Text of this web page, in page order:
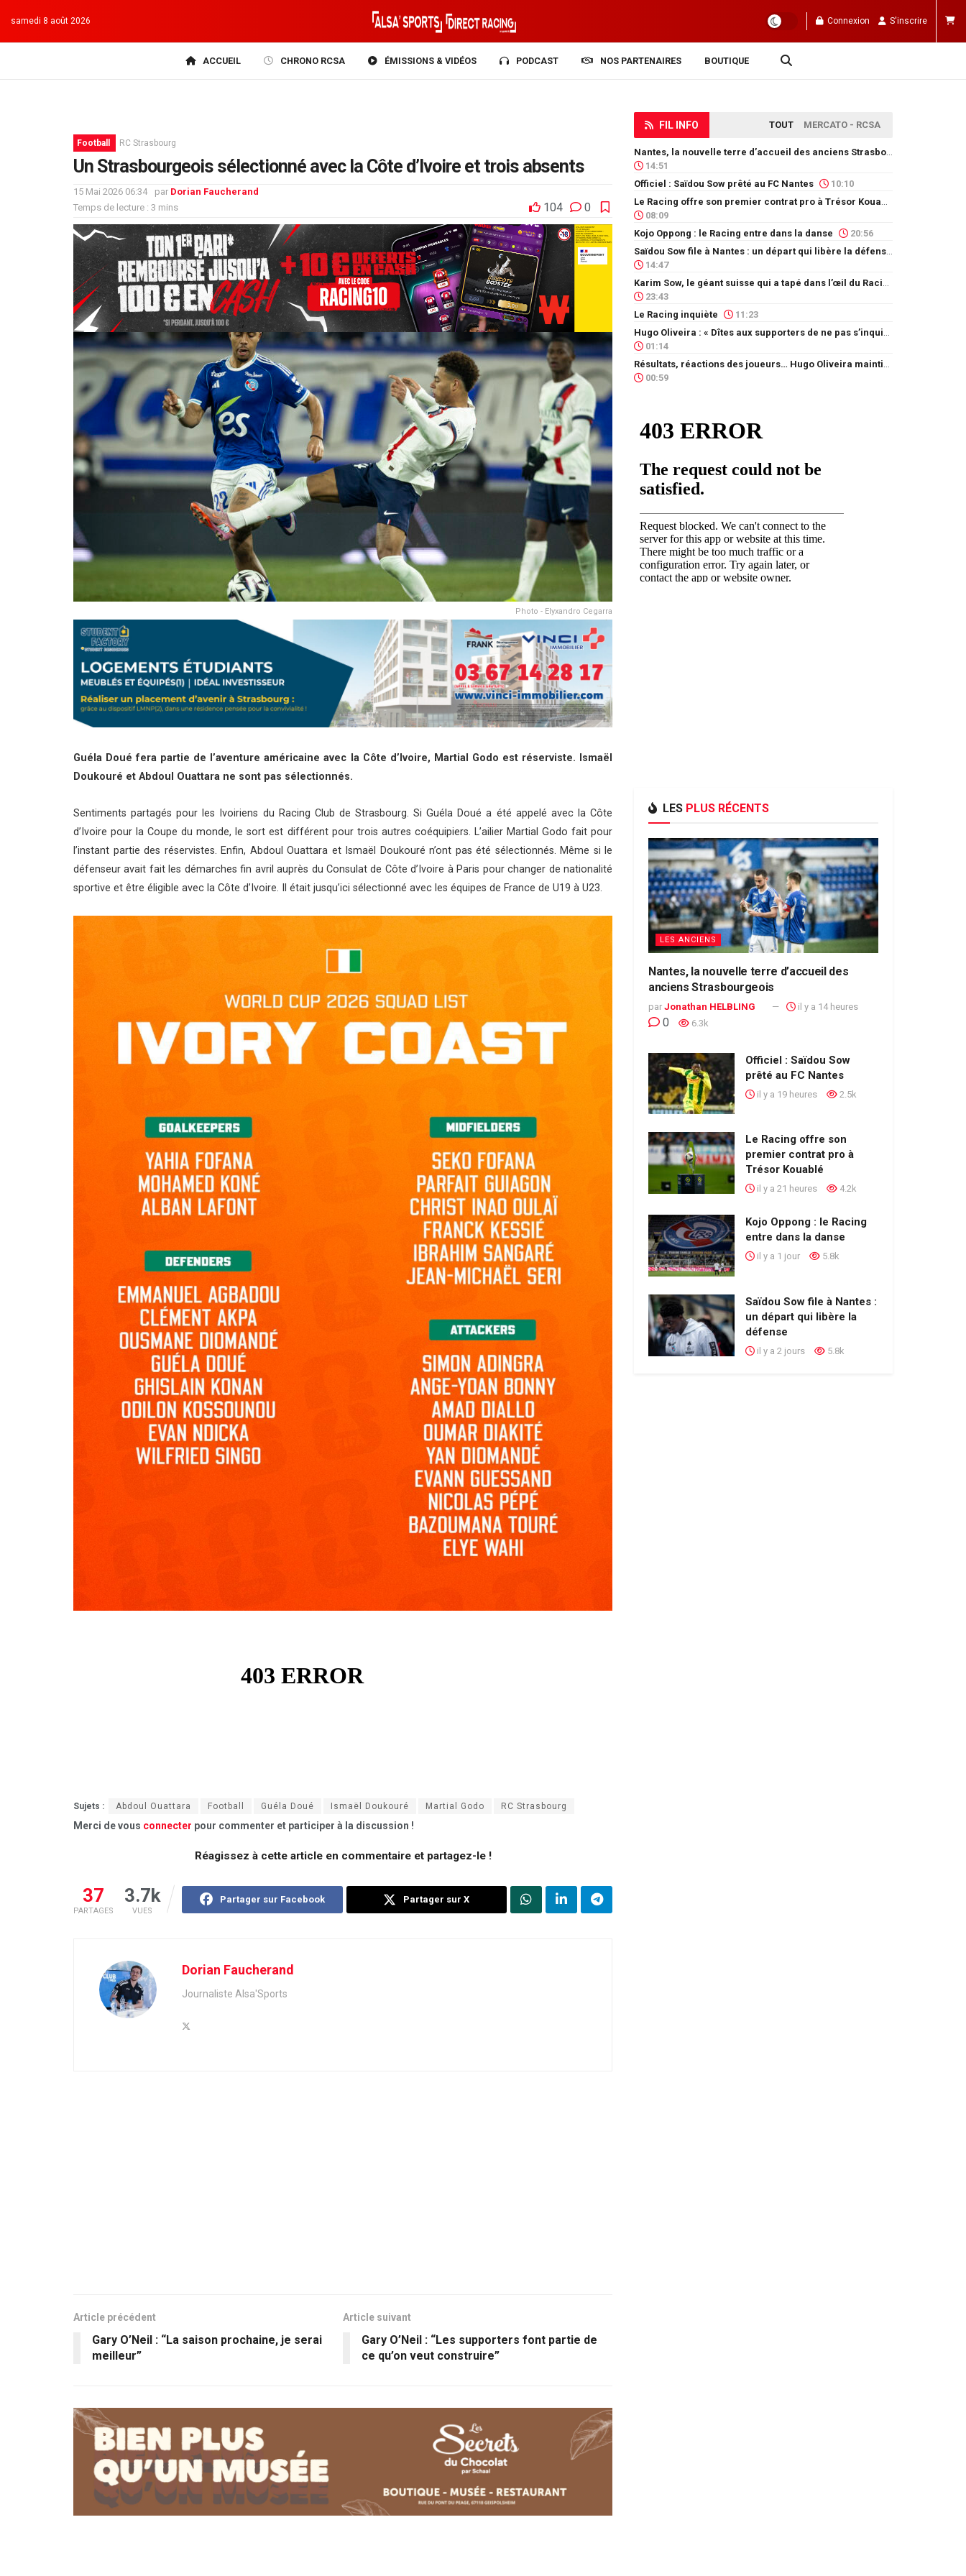
samedi 8 août 2026 Connexion S'inscrire
ACCUEIL CHRONO RCSA ÉMISSIONS & VIDÉOS PODCAST NOS PARTENAIRES BOUTIQUE
Football RC Strasbourg
Un Strasbourgeois sélectionné avec la Côte d’Ivoire et trois absents
15 Mai 2026 06:34 par Dorian Faucherand
Temps de lecture : 3 mins
104 0
Photo - Elyxandro Cegarra
Guéla Doué fera partie de l’aventure américaine avec la Côte d’Ivoire, Martial Godo est réserviste. Ismaël
Doukouré et Abdoul Ouattara ne sont pas sélectionnés.
Sentiments partagés pour les Ivoiriens du Racing Club de Strasbourg. Si Guéla Doué a été appelé avec la Côte
d’Ivoire pour la Coupe du monde, le sort est différent pour trois autres coéquipiers. L’ailier Martial Godo fait pour
l’instant partie des réservistes. Enfin, Abdoul Ouattara et Ismaël Doukouré n’ont pas été sélectionnés. Même si le
défenseur avait fait les démarches fin avril auprès du Consulat de Côte d’Ivoire à Paris pour changer de nationalité
sportive et être éligible avec la Côte d’Ivoire. Il était jusqu’ici sélectionné avec les équipes de France de U19 à U23.
Sujets : Abdoul Ouattara Football Guéla Doué Ismaël Doukouré Martial Godo RC Strasbourg
Merci de vous connecter pour commenter et participer à la discussion !
Réagissez à cette article en commentaire et partagez-le !
37
PARTAGES
3.7k
VUES
Partager sur Facebook Partager sur X
Dorian Faucherand
Journaliste Alsa'Sports
Article précédent
Gary O’Neil : “La saison prochaine, je serai
meilleur”
Article suivant
Gary O’Neil : “Les supporters font partie de
ce qu’on veut construire”
FIL INFO TOUT MERCATO - RCSA
14:51
Officiel : Saïdou Sow prêté au FC Nantes
10:10
08:09
Kojo Oppong : le Racing entre dans la danse
20:56
14:47
23:43
Le Racing inquiète
11:23
01:14
00:59
LES PLUS RÉCENTS
LES ANCIENS
Nantes, la nouvelle terre d’accueil des
anciens Strasbourgeois
par Jonathan HELBLING il y a 14 heures
0 6.3k
Officiel : Saïdou Sow
prêté au FC Nantes
il y a 19 heures 2.5k
Le Racing offre son
premier contrat pro à
Trésor Kouablé
il y a 21 heures 4.2k
Kojo Oppong : le Racing
entre dans la danse
il y a 1 jour 5.8k
Saïdou Sow file à Nantes :
un départ qui libère la
défense
il y a 2 jours 5.8k